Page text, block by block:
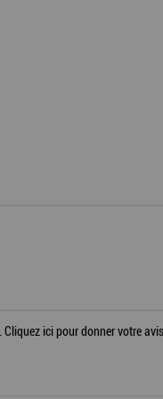
Cliquez ici pour donner votre